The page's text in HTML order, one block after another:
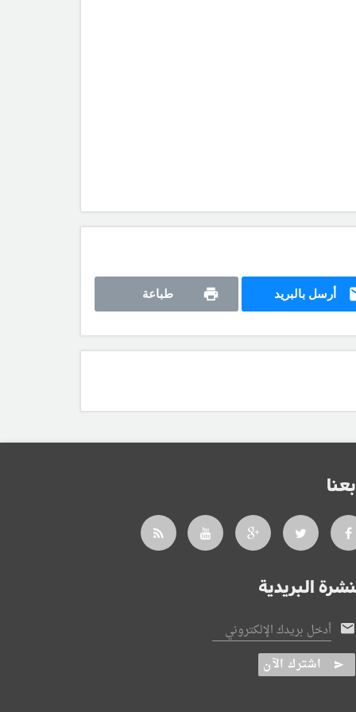
أرسل بالبريد طباعة
البريدية
أدخل بريدك الإلكتروني
اشترك الآن